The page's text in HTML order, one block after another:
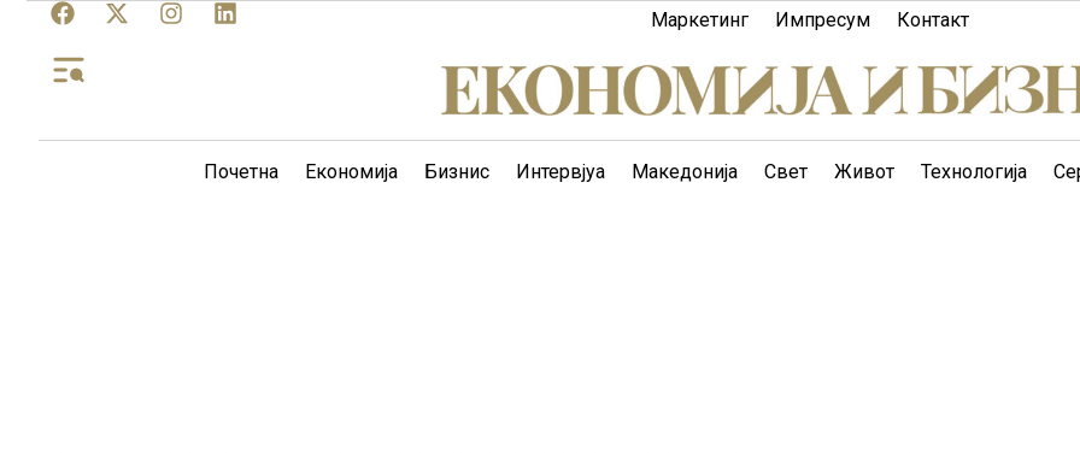
Маркетинг Импресум Контакт
Почетна Економија Бизнис Интервјуа Македонија Свет Живот Технологија